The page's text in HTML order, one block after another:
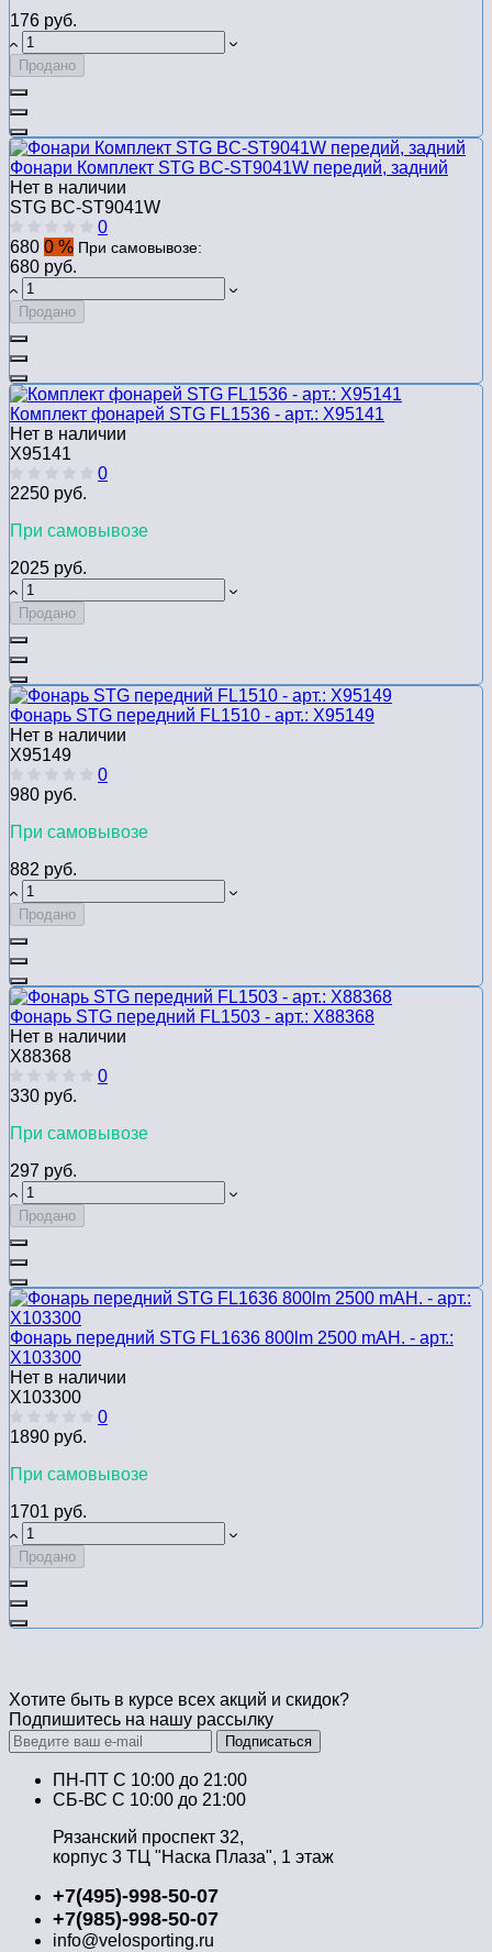
176 руб.
Продано
Фонари Комплект STG BC-ST9041W передий, задний
Нет в наличии
STG BC-ST9041W
0
680 0 % При самовывозе:
680 руб.
Продано
Комплект фонарей STG FL1536 - арт.: Х95141
Нет в наличии
Х95141
0
2250 руб.
При самовывозе
2025 руб.
Продано
Фонарь STG передний FL1510 - арт.: Х95149
Нет в наличии
Х95149
0
980 руб.
При самовывозе
882 руб.
Продано
Фонарь STG передний FL1503 - арт.: Х88368
Нет в наличии
Х88368
0
330 руб.
При самовывозе
297 руб.
Продано
Фонарь передний STG FL1636 800lm 2500 mAH. - арт.:
Х103300
Нет в наличии
Х103300
0
1890 руб.
При самовывозе
1701 руб.
Продано
Хотите быть в курсе всех акций и скидок?
Подпишитесь на нашу рассылку
Подписаться
ПН-ПТ C 10:00 до 21:00
СБ-ВС С 10:00 до 21:00
Рязанский проспект 32,
корпус 3 ТЦ "Наска Плаза", 1 этаж
+7(495)-998-50-07
+7(985)-998-50-07
info@velosporting.ru